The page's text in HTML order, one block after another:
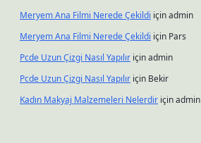
Meryem Ana Filmi Nerede Çekildi içinadmin
Meryem Ana Filmi Nerede Çekildi için Pars
Pcde Uzun Çizgi Nasıl Yapılır içinadmin
Pcde Uzun Çizgi Nasıl Yapılır için Bekir
Kadın Makyaj Malzemeleri Nelerdir içinadmin